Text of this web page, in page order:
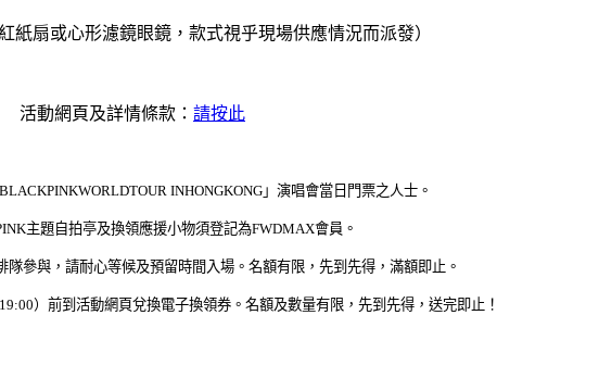
紙扇或心形濾鏡眼鏡，款式視乎現場供應情況而派發）
活動網頁及詳情條款： 請按此
INHONGKONG」演唱會當日門票之人士。
主題自拍亭及換領應援小物須登記為FWDMAX會員。
隊參與，請耐心等候及預留時間入場。名額有限，先到先得，滿額即止。
）前到活動網頁兌換電子換領券。名額及數量有限，先到先得，送完即止！